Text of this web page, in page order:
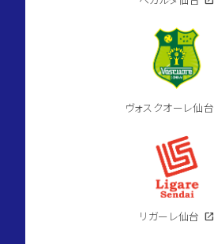
ヴォスクオーレ仙台
リガーレ仙台 open_in_new